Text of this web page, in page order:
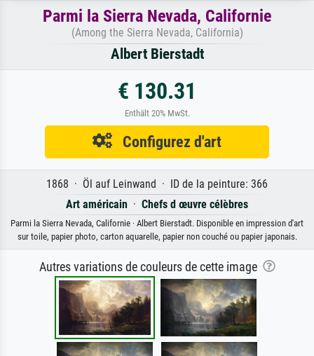
Parmi la Sierra Nevada, Californie
(Among the Sierra Nevada, California)
Albert Bierstadt
€ 130.31
Enthält 20% MwSt.
Configurez d'art
1868 · Öl auf Leinwand · ID de la peinture: 366
Art américain · Chefs d œuvre célèbres
Parmi la Sierra Nevada, Californie · Albert Bierstadt. Disponible en impression d'art
sur toile, papier photo, carton aquarelle, papier non couché ou papier japonais.
Autres variations de couleurs de cette image